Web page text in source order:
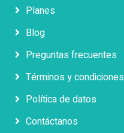
Planes
Blog
Preguntas frecuentes
Términos y condiciones
Política de datos
Contáctanos
Nombres
Apellidos